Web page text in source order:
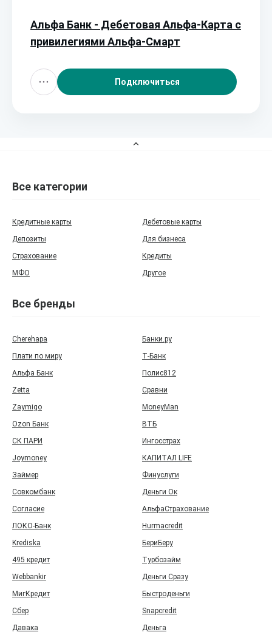
Альфа Банк - Дебетовая Альфа‑Карта с
привилегиями Альфа‑Смарт
Подключиться
Все категории
Кредитные карты
Дебетовые карты
Депозиты
Для бизнеса
Страхование
Кредиты
МФО
Другое
Все бренды
Cherehapa
Банки.ру
Плати по миру
Т‑Банк
Альфа Банк
Полис812
Zetta
Сравни
Zaymigo
MoneyMan
Ozon Банк
ВТБ
СК ПАРИ
Ингосстрах
Joymoney
КАПИТАЛ LIFE
Займер
Финуслуги
Совкомбанк
Деньги Ок
Согласие
АльфаСтрахование
ЛОКО-Банк
Hurmacredit
Krediska
БериБеру
495 кредит
Турбозайм
Webbankir
Деньги Сразу
МигКредит
Быстроденьги
Сбер
Snapcredit
Давака
Деньга